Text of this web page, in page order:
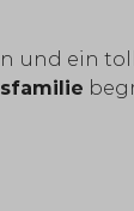
und ein